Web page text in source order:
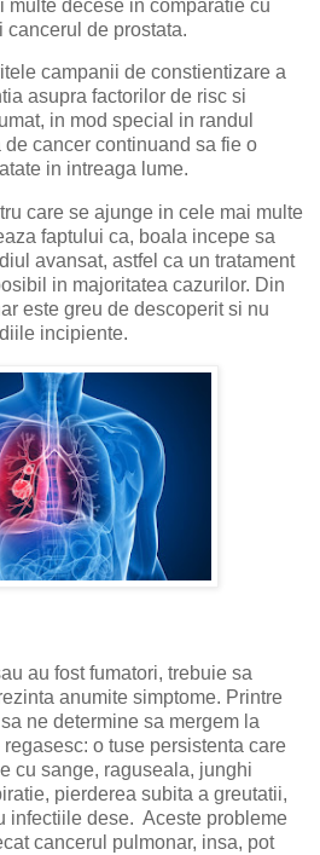
multe decese in comparatie cu
de prostata.
campanii de constientizare a
asupra factorilor de risc si
in mod special in randul
de cancer continuand sa fie o
in intreaga lume.
care se ajunge in cele mai multe
faptului ca, boala incepe sa
avansat, astfel ca un tratament
in majoritatea cazurilor. Din
este greu de descoperit si nu
incipiente.
au fost fumatori, trebuie sa
anumite simptome. Printre
ne determine sa mergem la
o tuse persistenta care
cu sange, raguseala, junghi
pierderea subita a greutatii,
infectiile dese. Aceste probleme
cancerul pulmonar, insa, pot